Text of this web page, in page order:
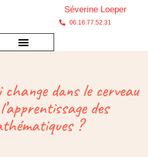
Séverine Loeper
06.16.77.52.31
change dans le cerveau
des
?